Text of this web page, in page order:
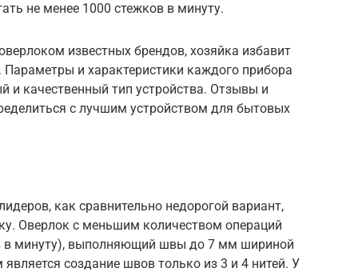
не менее 1000 стежков в минуту.
известных брендов, хозяйка избавит
и характеристики каждого прибора
и качественный тип устройства. Отзывы и
с лучшим устройством для бытовых
как сравнительно недорогой вариант,
Оверлок с меньшим количеством операций
в минуту), выполняющий швы до 7 мм шириной
создание швов только из 3 и 4 нитей. У